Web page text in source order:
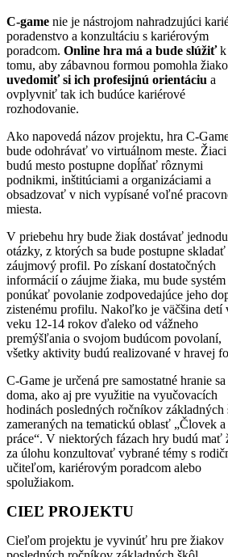
C-game nie je nástrojom nahradzujúci
poradenstvo a konzultáciu s kariérovým
poradcom. Online hra má a bude slúžiťk
tomu, aby zábavnou formou pomohla
uvedomiť si ich profesijnú orientáciu a
ovplyvniť tak ich budúce kariérové
rozhodovanie.
Ako napovedá názov projektu, hra C-
bude odohrávať vo virtuálnom meste. Žiaci
budú mesto postupne dopĺňať rôznymi
podnikmi, inštitúciami a organizáciami a
obsadzovať v nich vypísané voľné
miesta.
V priebehu hry bude žiak dostávať
otázky, z ktorých sa bude postupne
záujmový profil. Po získaní dostatočných
informácií o záujme žiaka, mu bude systém
ponúkať povolanie zodpovedajúce jeho
zistenému profilu. Nakoľko je väčšina detí
veku 12-14 rokov ďaleko od vážneho
premýšľania o svojom budúcom povolaní,
všetky aktivity budú realizované v hravej
C-Game je určená pre samostatné hranie sa
doma, ako aj pre využitie na vyučovacích
hodinách posledných ročníkov základných
zameraných na tematickú oblasť „Človek a
práce“. V niektorých fázach hry budú mať
za úlohu konzultovať vybrané témy s
učiteľom, kariérovým poradcom alebo
spolužiakom.
CIEĽ PROJEKTU
Cieľom projektu je vyvinúť hru pre žiakov